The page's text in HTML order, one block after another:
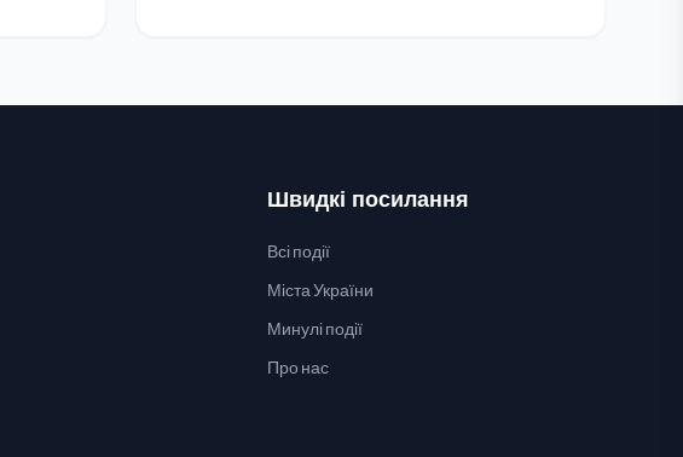
Швидкі посилання
Всі події
Міста України
Минулі події
Про нас